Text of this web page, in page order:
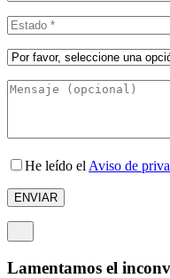
He leído el Aviso de
Lamentamos el